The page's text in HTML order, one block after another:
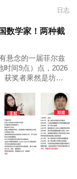
的不满。
：妈妈有点累，等
把妈妈累坏的。
是没跟她说话，由
这是一个绝好的现
理解，然后，改
过的东西都能流
择的职业而已。任
是无敌厉害的存
心真爱，就太难
故事，因为不想
关于我可能希望他
迹和运势，每个个
，而不是这
其成，也没有啥
日志
数学家！两种截
悬念的一届菲尔兹
时间9点）点，2026
获奖者果然是坊间